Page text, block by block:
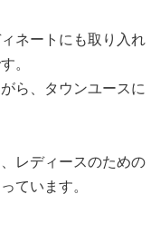
ネートにも取り入れ
。
ら、タウンユースに
レディースのための
ています。